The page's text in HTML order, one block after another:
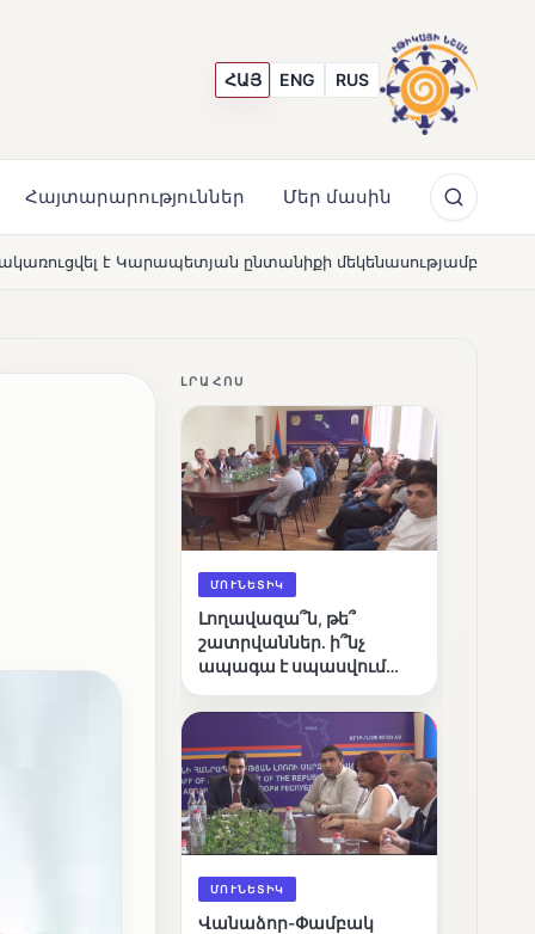
ՀԱՅ ENG RUS
Հայտարարություններ Մեր մասին
ընտանիքի մեկենասությամբ NEWS Լողավազա՞ն, թե՞
ԼՐԱՀՈՍ
ՄՈՒՆԵՏԻԿ
Լողավազա՞ն, թե՞
շատրվաններ. ի՞նչ
ապագա է սպասվում
լճին
ՄՈՒՆԵՏԻԿ
Վանաձոր-Փամբակ